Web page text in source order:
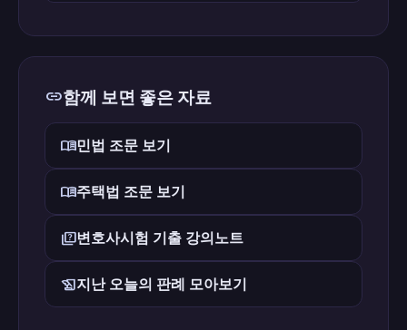
link함께 보면 좋은 자료
menu_book민법 조문 보기
menu_book주택법 조문 보기
quiz변호사시험 기출 강의노트
history_edu지난 오늘의 판례 모아보기